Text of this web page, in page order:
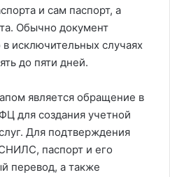
и сам паспорт, а
Обычно документ
в исключительных случаях
до пяти дней.
является обращение в
для создания учетной
Для подтверждения
паспорт и его
перевод, а также